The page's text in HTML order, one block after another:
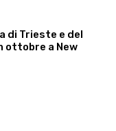
di Trieste e del
ottobre a New